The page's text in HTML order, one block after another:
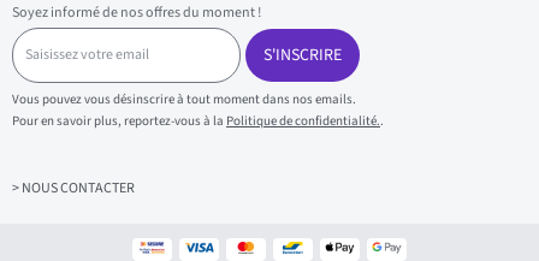
Soyez informé de nos offres du moment !
S
a
i
s
i
s
z
S'INSCRIRE
Vous pouvez vous désinscrire à tout moment dans nos emails.
Pour en savoir plus, reportez-vous à la Politique de confidentialité..
> NOUS CONTACTER